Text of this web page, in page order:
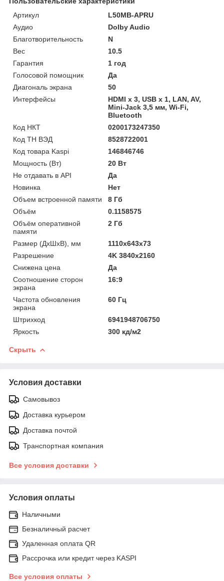
Артикул
L50MB-APRU
Аудио
Dolby Audio
Благотворительность
N
Вес
10.5
Гарантия
1 год
Голосовой помощник
Да
Диагональ экрана
50
Интерфейсы
HDMI x 3, USB x 1, LAN, AV,
Mini-Jack 3,5 мм, Wi-Fi,
Bluetooth
Код НКТ
0200173247350
Код ТН ВЭД
8528722001
Код товара Kaspi
146846746
Мощность (Bт)
20 Вт
Не отдавать в API
Да
Новинка
Нет
Объем встроенной памяти
8 Гб
Объём
0.1158575
Объём оперативной
памяти
2 Гб
Размер (ДхШхВ), мм
1110х643х73
Разрешение
4K 3840x2160
Снижена цена
Да
Соотношение сторон
экрана
16:9
Частота обновления
экрана
60 Гц
Штрихкод
6941948706750
Яркость
300 кд/м2
Скрыть
Условия доставки
Самовывоз
Доставка курьером
Доставка почтой
Транспортная компания
Все условия доставки
Условия оплаты
Наличными
Безналичный расчет
Удаленная оплата QR
Рассрочка или кредит через KASPI
Все условия оплаты